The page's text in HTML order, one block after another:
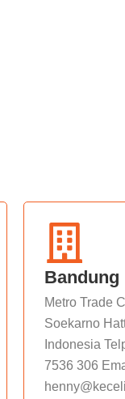
Bandung
Metro Trade
Soekarno
Indonesia
7536 306